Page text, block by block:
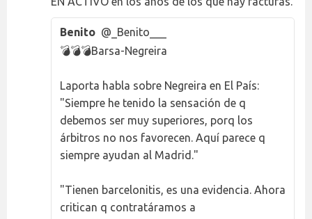
Benito @_Benito___
💣💣💣Barsa-Negreira
Laporta habla sobre Negreira en El País:
"Siempre he tenido la sensación de q
debemos ser muy superiores, porq los
árbitros no nos favorecen. Aquí parece q
siempre ayudan al Madrid."
"Tienen barcelonitis, es una evidencia. Ahora
critican q contratáramos a